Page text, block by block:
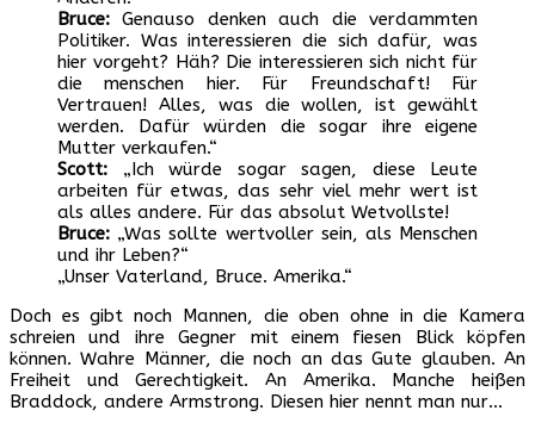
Bruce: Genauso denken auch die verdammten
Politiker. Was interessieren die sich dafür, was
hier vorgeht? Häh? Die interessieren sich nicht für
die menschen hier. Für Freundschaft! Für
Vertrauen! Alles, was die wollen, ist gewählt
werden. Dafür würden die sogar ihre eigene
Mutter verkaufen.“
Scott: „Ich würde sogar sagen, diese Leute
arbeiten für etwas, das sehr viel mehr wert ist
als alles andere. Für das absolut Wetvollste!
Bruce: „Was sollte wertvoller sein, als Menschen
und ihr Leben?“
„Unser Vaterland, Bruce. Amerika.“
Doch es gibt noch Mannen, die oben ohne in die Kamera
schreien und ihre Gegner mit einem fiesen Blick köpfen
können. Wahre Männer, die noch an das Gute glauben. An
Freiheit und Gerechtigkeit. An Amerika. Manche heißen
Braddock, andere Armstrong. Diesen hier nennt man nur…